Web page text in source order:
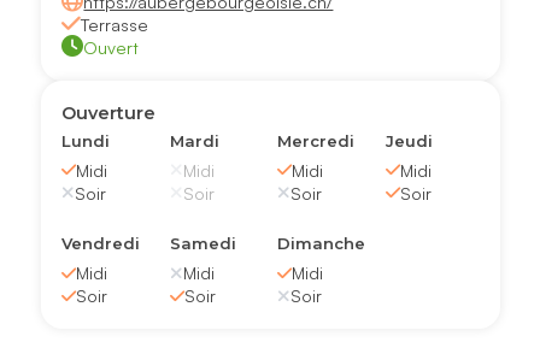
Terrasse
Ouvert
Ouverture
Lundi
Midi
Soir
Mardi
Midi
Soir
Mercredi
Midi
Soir
Jeudi
Midi
Soir
Vendredi
Midi
Soir
Samedi
Midi
Soir
Dimanche
Midi
Soir